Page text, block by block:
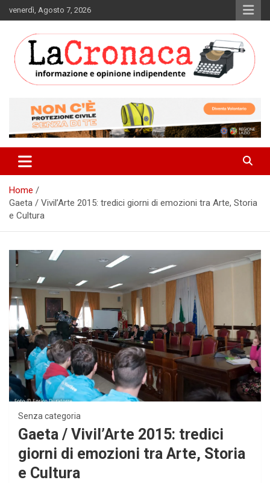
to
venerdì, Agosto 7, 2026
La Cronaca Quotidiano
Home
Gaeta / Vivil’Arte 2015: tredici giorni di emozioni tra Arte, Storia
e Cultura
Senza categoria
Gaeta / Vivil’Arte 2015: tredici
giorni di emozioni tra Arte, Storia
e Cultura